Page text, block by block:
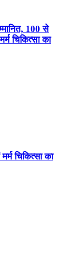
100 से
चिकित्सा का
चिकित्सा का